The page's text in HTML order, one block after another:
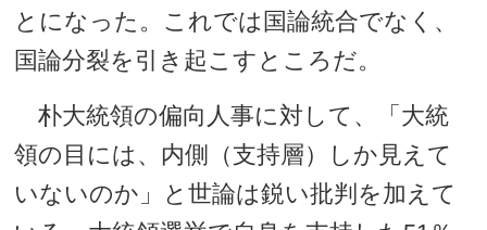
とになった。これでは国論統合でなく、
国論分裂を引き起こすところだ。
朴大統領の偏向人事に対して、「大統
領の目には、内側（支持層）しか見えて
いないのか」と世論は鋭い批判を加えて